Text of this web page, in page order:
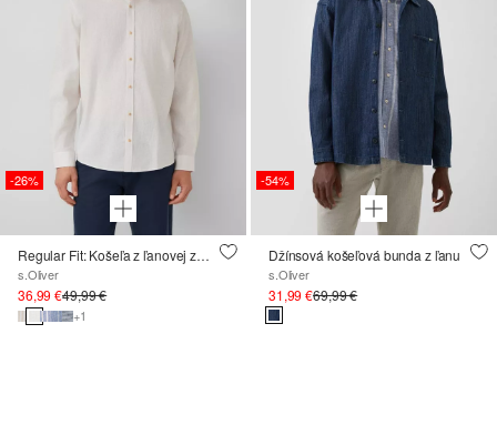
-26%
Regular Fit: Košeľa z ľanovej zmesi s pruhy
s.Oliver
36,99 €49,99 €
+1
-54%
Džínsová košeľová bunda z ľanu
s.Oliver
31,99 €69,99 €